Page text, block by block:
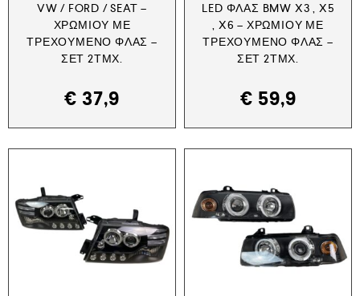
VW / FORD / SEAT –
ΧΡΩΜΊΟΥ ΜΕ
ΤΡΕΧΟΎΜΕΝΟ ΦΛΑΣ –
ΣΕΤ 2ΤΜΧ.
€ 37,9
LED ΦΛΑΣ BMW X3 , X5
, X6 – ΧΡΩΜΊΟΥ ΜΕ
ΤΡΕΧΟΎΜΕΝΟ ΦΛΑΣ –
ΣΕΤ 2ΤΜΧ.
€ 59,9